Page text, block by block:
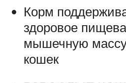
Корм
здоровое
мышечную
кошек